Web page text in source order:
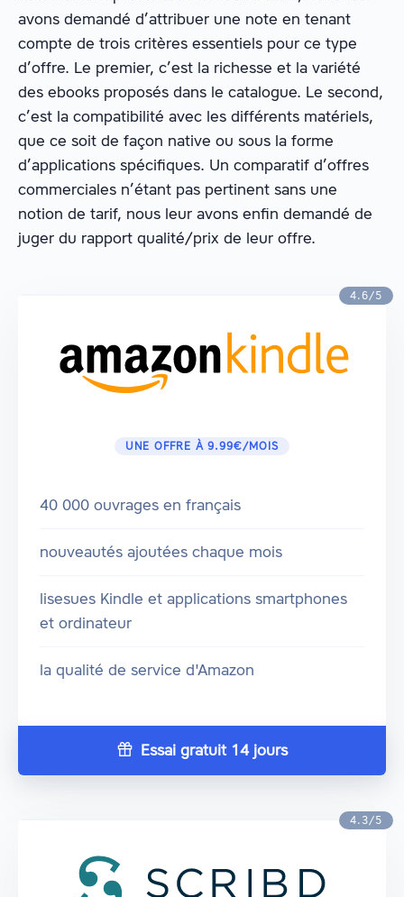
avons demandé d’attribuer une note en tenant
compte de trois critères essentiels pour ce type
d’offre. Le premier, c’est la richesse et la variété
des ebooks proposés dans le catalogue. Le second,
c’est la compatibilité avec les différents matériels,
que ce soit de façon native ou sous la forme
d’applications spécifiques. Un comparatif d’offres
commerciales n’étant pas pertinent sans une
notion de tarif, nous leur avons enfin demandé de
juger du rapport qualité/prix de leur offre.
4.6/5
UNE OFFRE À 9.99€/MOIS
40 000 ouvrages en français
nouveautés ajoutées chaque mois
lisesues Kindle et applications smartphones
et ordinateur
la qualité de service d'Amazon
Essai gratuit 14 jours
4.3/5